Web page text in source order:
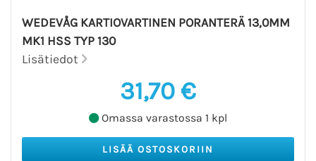
WEDEVÅG KARTIOVARTINEN PORANTERÄ 13,0MM
MK1 HSS TYP 130
Lisätiedot
31,70 €
Omassa varastossa 1 kpl